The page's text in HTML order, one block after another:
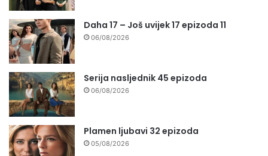
Daha 17 – Još uvijek 17 epizoda 11
06/08/2026
Serija nasljednik 45 epizoda
06/08/2026
Plamen ljubavi 32 epizoda
05/08/2026